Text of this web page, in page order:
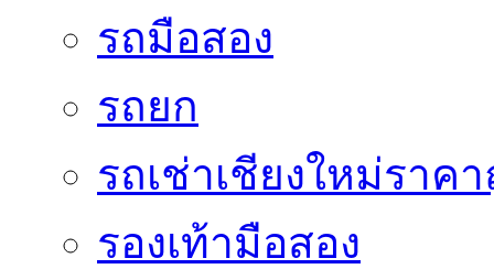
รถมือสอง
รถยก
รถเช่าเชียงใหม่ราค
รองเท้ามือสอง